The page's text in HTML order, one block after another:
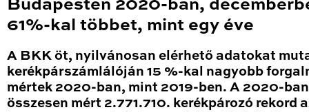
Budapesten 2020-ban,
61%-kal többet, mint egy éve
A BKK öt, nyilvánosan elérhető adatokat
kerékpárszámlálóján 15 %-kal nagyobb
mértek 2020-ban, mint 2019-ben. A 2020-ban
összesen mért 2.771.710. kerékpározó rekord